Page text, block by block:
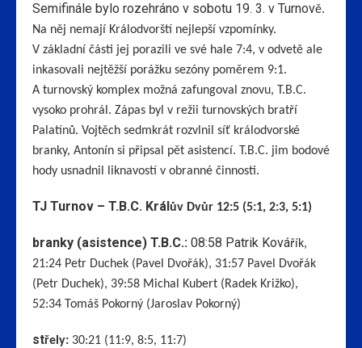
Semifinále bylo rozehráno v sobotu 19. 3. v Turnově.
Na něj nemají Králodvorští nejlepší vzpomínky.
V základní části jej porazili ve své hale 7:4, v odvetě ale
inkasovali nejtěžší porážku sezóny poměrem 9:1.
A turnovský komplex možná zafungoval znovu, T.B.C.
vysoko prohrál. Zápas byl v režii turnovských bratří
Palatínů. Vojtěch sedmkrát rozvlnil síť králodvorské
branky, Antonín si připsal pět asistencí. T.B.C. jim bodové
hody usnadnil liknavostí v obranné činnosti.
TJ Turnov – T.B.C. Králův Dvůr 12:5 (5:1, 2:3, 5:1)
branky (asistence) T.B.C.: 08:58 Patrik Kovářík,
21:24 Petr Duchek (Pavel Dvořák), 31:57 Pavel Dvořák
(Petr Duchek), 39:58 Michal Kubert (Radek Križko),
52:34 Tomáš Pokorný (Jaroslav Pokorný)
střely: 30:21 (11:9, 8:5, 11:7)